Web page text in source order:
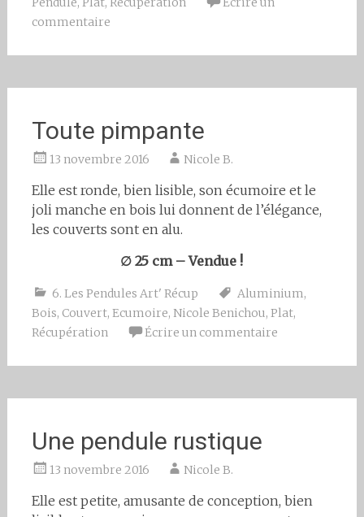
commentaire
Toute pimpante
13 novembre 2016 Nicole B.
Elle est ronde, bien lisible, son écumoire et le
joli manche en bois lui donnent de l’élégance,
les couverts sont en alu.
∅ 25 cm – Vendue !
6. Les Pendules Art' Récup Aluminium,
Bois, Couvert, Ecumoire, Nicole Benichou, Plat,
Récupération
Écrire un commentaire
Une pendule rustique
13 novembre 2016 Nicole B.
Elle est petite, amusante de conception, bien